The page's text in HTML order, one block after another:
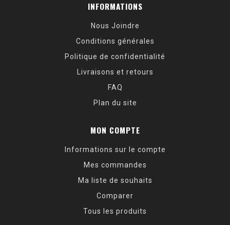
INFORMATIONS
Nous Joindre
Conditions générales
Politique de confidentialité
Livraisons et retours
FAQ
Plan du site
MON COMPTE
Informations sur le compte
Mes commandes
Ma liste de souhaits
Comparer
Tous les produits